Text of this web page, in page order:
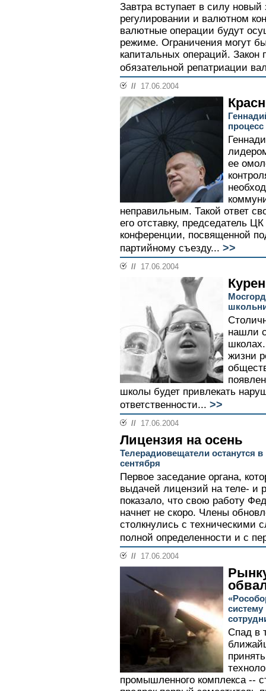
Завтра вступает в силу
регулировании и валютном
валютные операции будут
режиме. Ограничения могут
капитальных операций. Закон
обязательной репатриации
// 17.06.2004
ее
неправильным. Такой ответ
его отставку, председатель
конференции, посвященной
партийному съезду... >>
// 17.06.2004
нашли
жизни
школы будет привлекать
ответственности... >>
// 17.06.2004
Лицензия на осень
Телерадиовещатели останутся
сентября
Первое заседание органа,
выдачей лицензий на теле- и
показало, что свою работу
начнет не скоро. Члены
столкнулись с техническими
полной определенности и с
// 17.06.2004
систему
Спад в
промышленного комплекса --